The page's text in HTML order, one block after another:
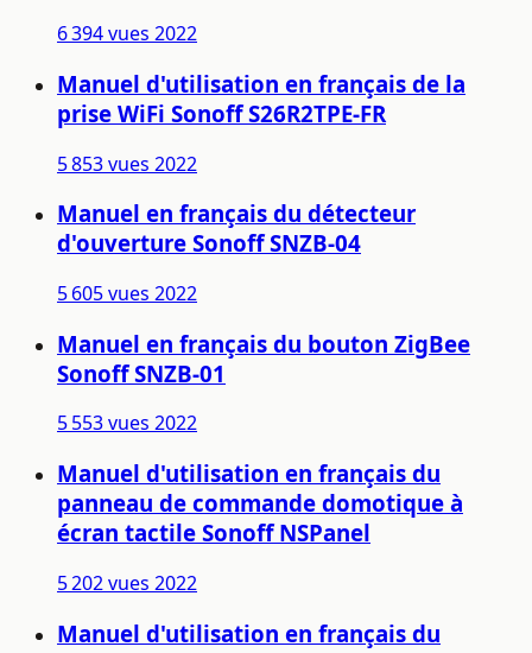
6 394 vues 2022
Manuel d'utilisation en français de la
prise WiFi Sonoff S26R2TPE-FR
5 853 vues 2022
Manuel en français du détecteur
d'ouverture Sonoff SNZB-04
5 605 vues 2022
Manuel en français du bouton ZigBee
Sonoff SNZB-01
5 553 vues 2022
Manuel d'utilisation en français du
panneau de commande domotique à
écran tactile Sonoff NSPanel
5 202 vues 2022
Manuel d'utilisation en français du